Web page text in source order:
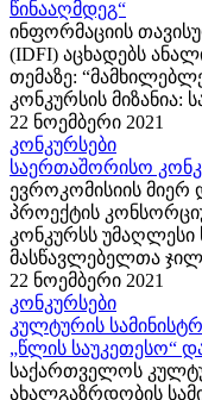
წინააღმდეგ“
ინფორმაციის
(IDFI) აცხადებს
თემაზე:
კონკურსის მიზანია:
და გამოყენების
მამხილებლების
რისკების
22 ნოემბერი 2021
კონკურსები
საერთაშორისო
ევროკომისიის მიერ
პროექტის
კონკურსს
მასწავლებელთა
Teacher Award 2021/
მონაწილეობა
საფეხურზე ჩართულ
22 ნოემბერი 2021
კონკურსები
კულტურის
„წლის საუკეთესო“
საქართველოს
ახალგაზრდობის